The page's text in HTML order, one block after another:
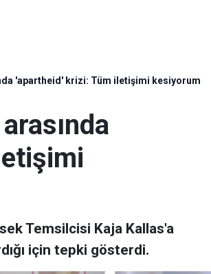
'apartheid' krizi: Tüm iletişimi kesiyorum
Temsilcisi Kaja Kallas'a
için tepki gösterdi.